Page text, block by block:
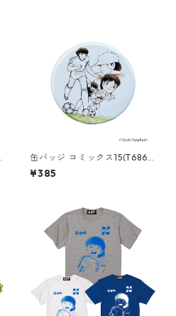
缶バッジ コミックス15(T686-
045)
¥385